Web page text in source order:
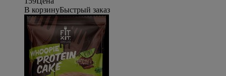
В корзинуБыстрый заказ